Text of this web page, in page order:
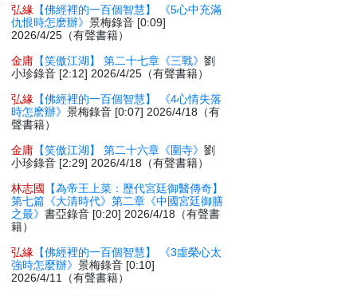
弘緣 【佛經裡的一百個智慧】 《5心中充滿
仇恨時怎麽辦》景梅錄音 [0:09]
2026/4/25（有聲書籍）
金庸 【笑傲江湖】 第二十七章《三戰》劉
小珍錄音 [2:12] 2026/4/25（有聲書籍）
弘緣 【佛經裡的一百個智慧】 《4心情失落
時怎麽辦》景梅錄音 [0:07] 2026/4/18（有
聲書籍）
金庸 【笑傲江湖】 第二十六章《圍寺》劉
小珍錄音 [2:29] 2026/4/18（有聲書籍）
林志國
【為帝王上菜：歷代宮廷御醫傳奇】
第七篇《大清時代》第二章《中國宮廷御膳
之最》書亞錄音 [0:20] 2026/4/18（有聲書
籍）
弘緣 【佛經裡的一百個智慧】 《3虛榮心太
強時怎麼辦》景梅錄音 [0:10]
2026/4/11（有聲書籍）